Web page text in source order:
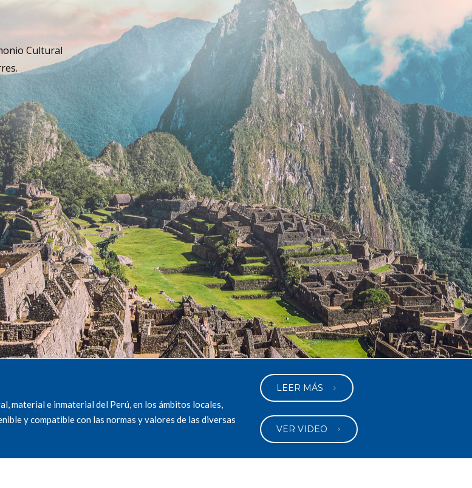
Cultural
material e inmaterial del Perú, en los ámbitos locales,
y compatible con las normas y valores de las diversas
LEER MÁS
VER VIDEO